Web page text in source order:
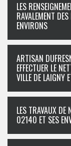
LES
RAVALEMENT
ENVIRONS
ARTISAN
EFFECTUER LE
VILLE DE LAIGNY
LES TRAVAUX DE
02140 ET SES